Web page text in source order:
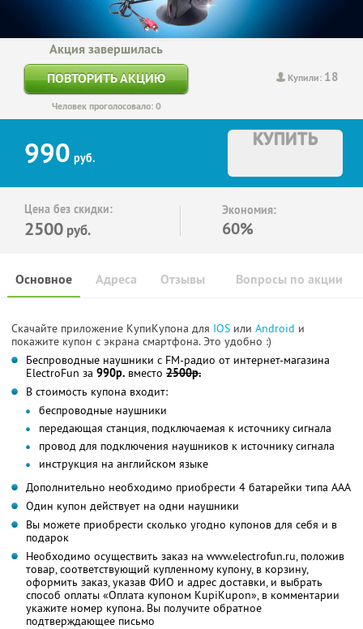
Купили: 18
Акция завершилась
ПОВТОРИТЬ АКЦИЮ
Человек проголосовало: 0
990 руб.
КУПИТЬ
Цена без скидки:
2500 руб.
Экономия:
60%
Основное Отзывы Вопросы по акции
Адреса
Скачайте приложение КупиКупона для IOS или Android и
покажите купон с экрана смартфона. Это удобно :)
Беспроводные наушники с FM-радио от интернет-магазина
ElectroFun за 990р. вместо 2500р.
В стоимость купона входит:
беспроводные наушники
передающая станция, подключаемая к источнику сигнала
провод для подключения наушников к источнику сигнала
инструкция на английском языке
Дополнительно необходимо приобрести 4 батарейки типа AAA
Один купон действует на одни наушники
Вы можете приобрести сколько угодно купонов для себя и в
подарок
Необходимо осуществить заказ на www.electrofun.ru, положив
товар, соответствующий купленному купону, в корзину,
оформить заказ, указав ФИО и адрес доставки, и выбрать
способ оплаты «Оплата купоном KupiKupon», в комментарии
укажите номер купона. Вы получите обратное
подтверждающее письмо